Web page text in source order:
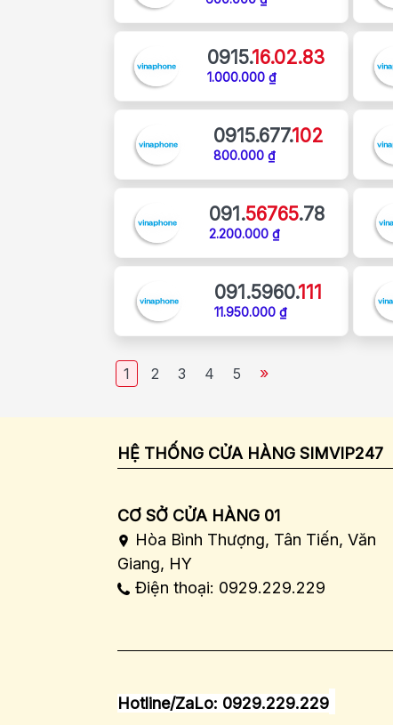
0915.16.02.83
1.000.000 ₫
0915.677.102
800.000 ₫
091.56765.78
2.200.000 ₫
091.5960.111
11.950.000 ₫
1 2 3 4 5 »
HỆ THỐNG CỬA HÀNG SIMVIP247
CƠ SỞ CỬA HÀNG 01
Hòa Bình Thượng, Tân Tiến, Văn
Giang, HY
Điện thoại: 0929.229.229
Hotline/ZaLo: 0929.229.229